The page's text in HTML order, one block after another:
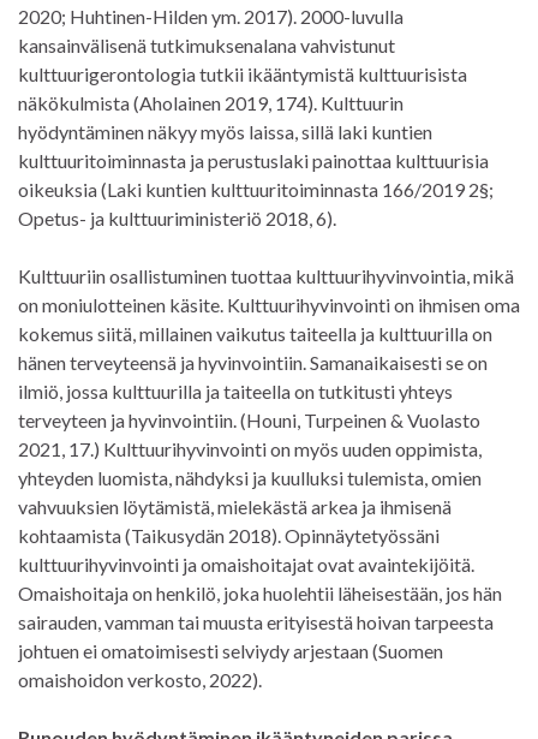
2020; Huhtinen-Hilden ym. 2017). 2000-luvulla
kansainvälisenä tutkimuksenalana vahvistunut
kulttuurigerontologia tutkii ikääntymistä kulttuurisista
näkökulmista (Aholainen 2019, 174). Kulttuurin
hyödyntäminen näkyy myös laissa, sillä laki kuntien
kulttuuritoiminnasta ja perustuslaki painottaa kulttuurisia
oikeuksia (Laki kuntien kulttuuritoiminnasta 166/2019 2§;
Opetus- ja kulttuuriministeriö 2018, 6).
Kulttuuriin osallistuminen tuottaa kulttuurihyvinvointia, mikä
on moniulotteinen käsite. Kulttuurihyvinvointi on ihmisen oma
kokemus siitä, millainen vaikutus taiteella ja kulttuurilla on
hänen terveyteensä ja hyvinvointiin. Samanaikaisesti se on
ilmiö, jossa kulttuurilla ja taiteella on tutkitusti yhteys
terveyteen ja hyvinvointiin. (Houni, Turpeinen & Vuolasto
2021, 17.) Kulttuurihyvinvointi on myös uuden oppimista,
yhteyden luomista, nähdyksi ja kuulluksi tulemista, omien
vahvuuksien löytämistä, mielekästä arkea ja ihmisenä
kohtaamista (Taikusydän 2018). Opinnäytetyössäni
kulttuurihyvinvointi ja omaishoitajat ovat avaintekijöitä.
Omaishoitaja on henkilö, joka huolehtii läheisestään, jos hän
sairauden, vamman tai muusta erityisestä hoivan tarpeesta
johtuen ei omatoimisesti selviydy arjestaan (Suomen
omaishoidon verkosto, 2022).